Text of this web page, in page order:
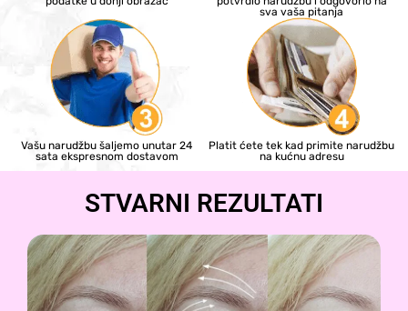
sva vaša pitanja
Vašu narudžbu šaljemo unutar 24
sata ekspresnom dostavom
Platit ćete tek kad primite narudžbu
na kućnu adresu
STVARNI REZULTATI